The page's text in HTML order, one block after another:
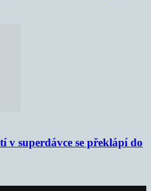
v superdávce se překlápí do